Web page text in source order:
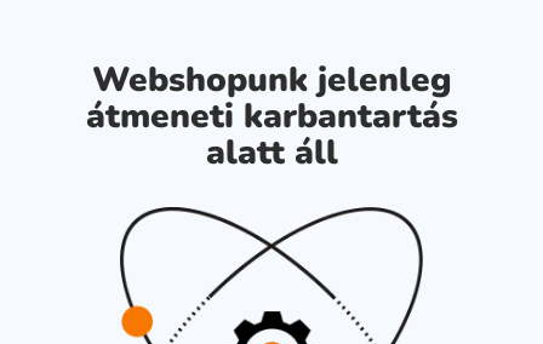
Webshopunk jelenleg
átmeneti karbantartás
alatt áll